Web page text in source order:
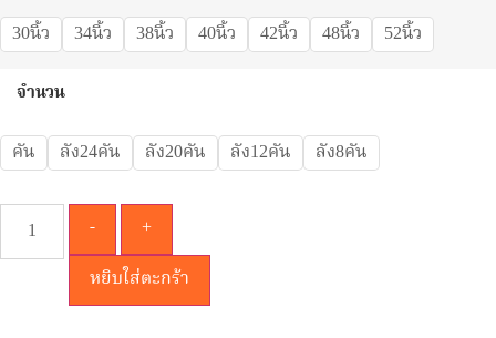
30นิ้ว 34นิ้ว 38นิ้ว 40นิ้ว 42นิ้ว 48นิ้ว 52นิ้ว
จำนวน
คัน ลัง24คัน ลัง20คัน ลัง12คัน ลัง8คัน
-
+
หยิบใส่ตะกร้า